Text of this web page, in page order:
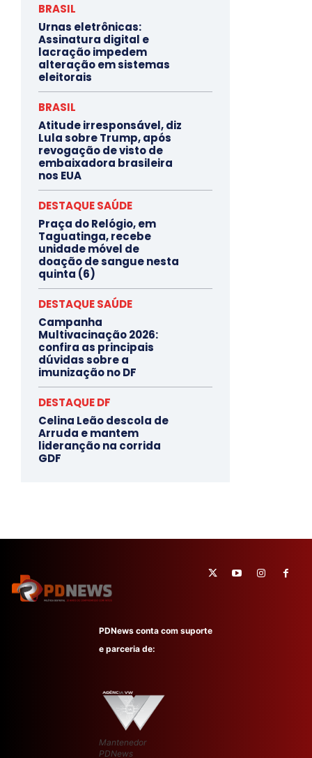
BRASIL
Urnas eletrônicas:
Assinatura digital e
lacração impedem
alteração em sistemas
eleitorais
BRASIL
Atitude irresponsável, diz
Lula sobre Trump, após
revogação de visto de
embaixadora brasileira
nos EUA
DESTAQUE SAÚDE
Praça do Relógio, em
Taguatinga, recebe
unidade móvel de
doação de sangue nesta
quinta (6)
DESTAQUE SAÚDE
Campanha
Multivacinação 2026:
confira as principais
dúvidas sobre a
imunização no DF
DESTAQUE DF
Celina Leão descola de
Arruda e mantem
lideranção na corrida
GDF
PDNews conta com suporte
e parceria de:
Mantenedor
PDNews